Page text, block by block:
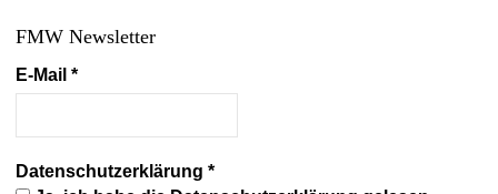
FMW Newsletter
E-Mail *
Datenschutzerklärung *